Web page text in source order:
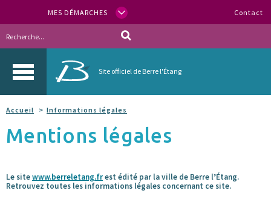
MES DÉMARCHES Contact
Site officiel de Berre l'Étang
Accueil Informations légales
Mentions légales
Le sitewww.berreletang.frest édité par la ville de Berre l’Étang.
Retrouvez toutes les informations légales concernant ce site.